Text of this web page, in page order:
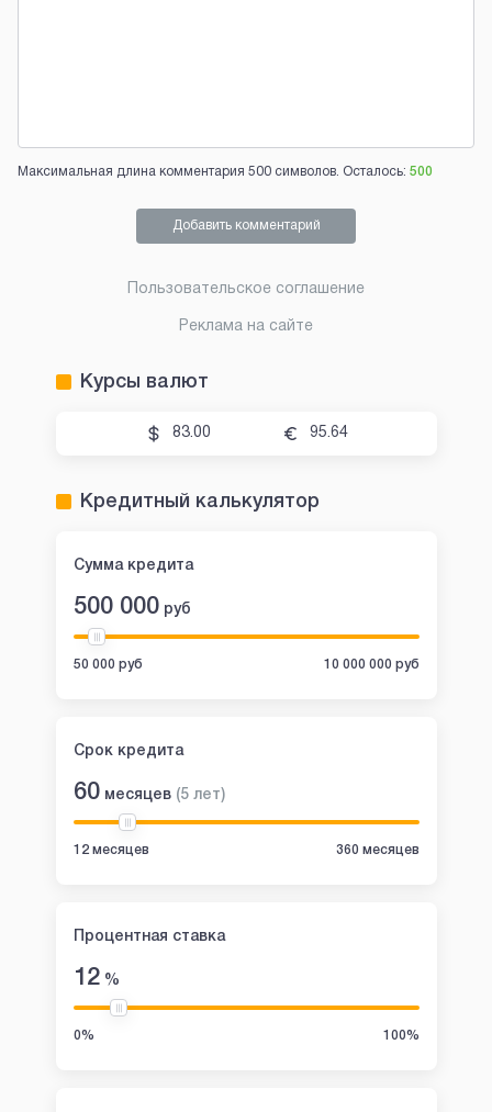
Максимальная длина комментария 500 символов. Осталось: 500
Добавить комментарий
Пользовательское соглашение
Реклама на сайте
Курсы валют
83.00 95.64
Кредитный калькулятор
Сумма кредита
500 000 руб
50 000 руб 10 000 000 руб
Срок кредита
60 месяцев (5 лет)
12 месяцев 360 месяцев
Процентная ставка
12%
0% 100%